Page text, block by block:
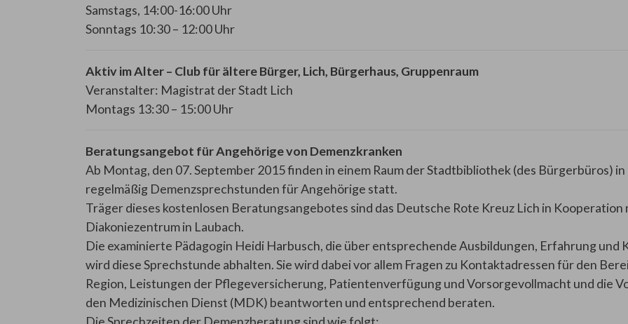
Samstags, 14:00-16:00 Uhr
Sonntags 10:30 – 12:00 Uhr
Aktiv im Alter – Club für ältere Bürger, Lich, Bürgerhaus, Gruppenraum
Veranstalter: Magistrat der Stadt Lich
Montags 13:30 – 15:00 Uhr
Beratungsangebot für Angehörige von Demenzkranken
Ab Montag, den 07. September 2015 finden in einem Raum der Stadtbibliothek (des Bürgerbüros)
regelmäßig Demenzsprechstunden für Angehörige statt.
Träger dieses kostenlosen Beratungsangebotes sind das Deutsche Rote Kreuz Lich in Kooperation
Diakoniezentrum in Laubach.
Die examinierte Pädagogin Heidi Harbusch, die über entsprechende Ausbildungen, Erfahrung und
wird diese Sprechstunde abhalten. Sie wird dabei vor allem Fragen zu Kontaktadressen für den
Region, Leistungen der Pflegeversicherung, Patientenverfügung und Vorsorgevollmacht und die
den Medizinischen Dienst (MDK) beantworten und entsprechend beraten.